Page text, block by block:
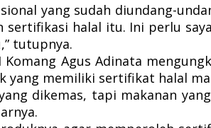
yang sudah diundang-
halal itu. Ini perlu
tutupnya.
Agus Adinata
yang memiliki sertifikat halal
dikemas, tapi makanan